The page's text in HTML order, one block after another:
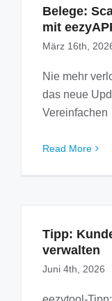
Belege:
mit
März 16th,
Nie mehr
das neue
Vereinfachen
Read More
Tipp:
verwalten
Juni 4th, 2026